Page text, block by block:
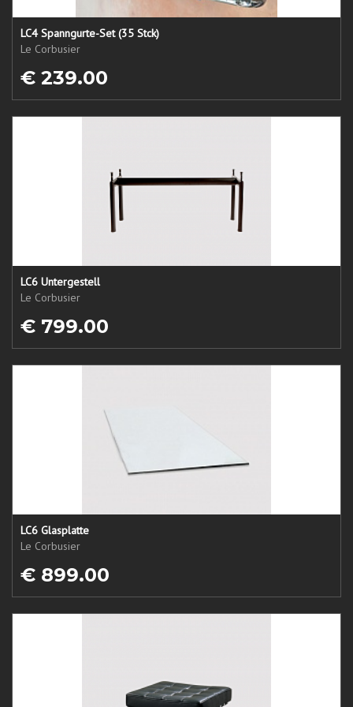
LC4 Spanngurte-Set (35 Stck)
Le Corbusier
€ 239.00
LC6 Untergestell
Le Corbusier
€ 799.00
LC6 Glasplatte
Le Corbusier
€ 899.00